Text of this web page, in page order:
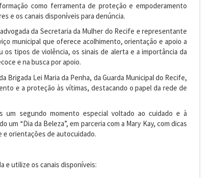
como ferramenta de proteção e empoderamento
e os canais disponíveis para denúncia.
da Secretaria da Mulher do Recife e representante
municipal que oferece acolhimento, orientação e apoio a
os tipos de violência, os sinais de alerta e a importância da
e na busca por apoio.
Brigada Lei Maria da Penha, da Guarda Municipal do Recife,
e a proteção às vítimas, destacando o papel da rede de
um segundo momento especial voltado ao cuidado e à
“Dia da Beleza”, em parceria com a Mary Kay, com dicas
e orientações de autocuidado.
e utilize os canais disponíveis: